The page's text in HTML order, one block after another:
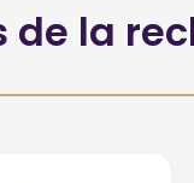
de la